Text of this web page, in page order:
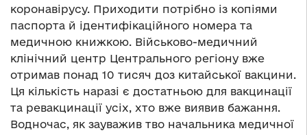
коронавірусу. Приходити потрібно із копіями
паспорта й ідентифікаційного номера та
медичною книжкою. Військово-медичний
клінічний центр Центрального регіону вже
отримав понад 10 тисяч доз китайської вакцини.
Ця кількість наразі є достатньою для вакцинації
та ревакцинації усіх, хто вже виявив бажання.
Водночас, як зауважив тво начальника медичної